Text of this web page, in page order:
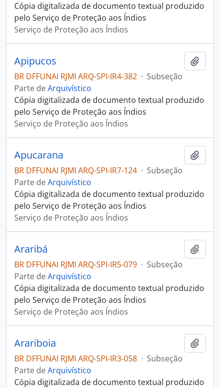
Cópia digitalizada de documento textual produzido
pelo Serviço de Proteção aos Índios
Serviço de Proteção aos Índios
Apipucos
BR DFFUNAI RJMI ARQ-SPI-IR4-382 · Subseção
Parte deArquivístico
Cópia digitalizada de documento textual produzido
pelo Serviço de Proteção aos Índios
Serviço de Proteção aos Índios
Apucarana
BR DFFUNAI RJMI ARQ-SPI-IR7-124 · Subseção
Parte deArquivístico
Cópia digitalizada de documento textual produzido
pelo Serviço de Proteção aos Índios
Serviço de Proteção aos Índios
Araribá
BR DFFUNAI RJMI ARQ-SPI-IR5-079 · Subseção
Parte deArquivístico
Cópia digitalizada de documento textual produzido
pelo Serviço de Proteção aos Índios
Serviço de Proteção aos Índios
Arariboia
BR DFFUNAI RJMI ARQ-SPI-IR3-058 · Subseção
Parte deArquivístico
Cópia digitalizada de documento textual produzido